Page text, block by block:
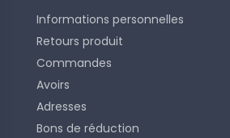
Informations personnelles
Retours produit
Commandes
Avoirs
Adresses
Bons de réduction